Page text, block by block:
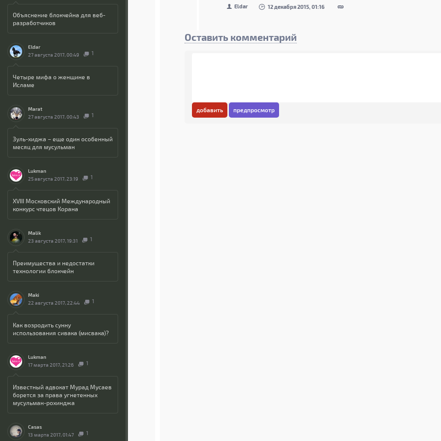
Объяснение блокчейна для веб-
разработчиков
Eldar
27 августа 2017, 00:49
1
Четыре мифа о женщине в
Исламе
Marat
27 августа 2017, 00:43
1
Зуль-хиджа – еще один особенный
месяц для мусульман
Lukman
25 августа 2017, 23:19
1
XVIII Московский Международный
конкурс чтецов Корана
Malik
23 августа 2017, 19:31
1
Преимущества и недостатки
технологии блокчейн
Maki
22 августа 2017, 22:44
1
Как возродить сунну
использования сивака (мисвака)?
Lukman
17 марта 2017, 21:26
1
Известный адвокат Мурад Мусаев
борется за права угнетенных
мусульман-рохинджа
Casas
13 марта 2017, 01:47
1
Eldar 12 декабря 2015, 01:16
Оставить комментарий
добавить предпросмотр